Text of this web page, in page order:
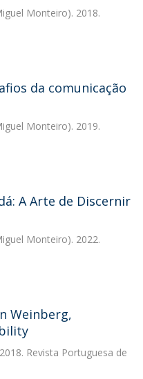
Monteiro). 2018.
da comunicação
Monteiro). 2019.
A Arte de Discernir
Monteiro). 2022.
Weinberg,
Revista Portuguesa de